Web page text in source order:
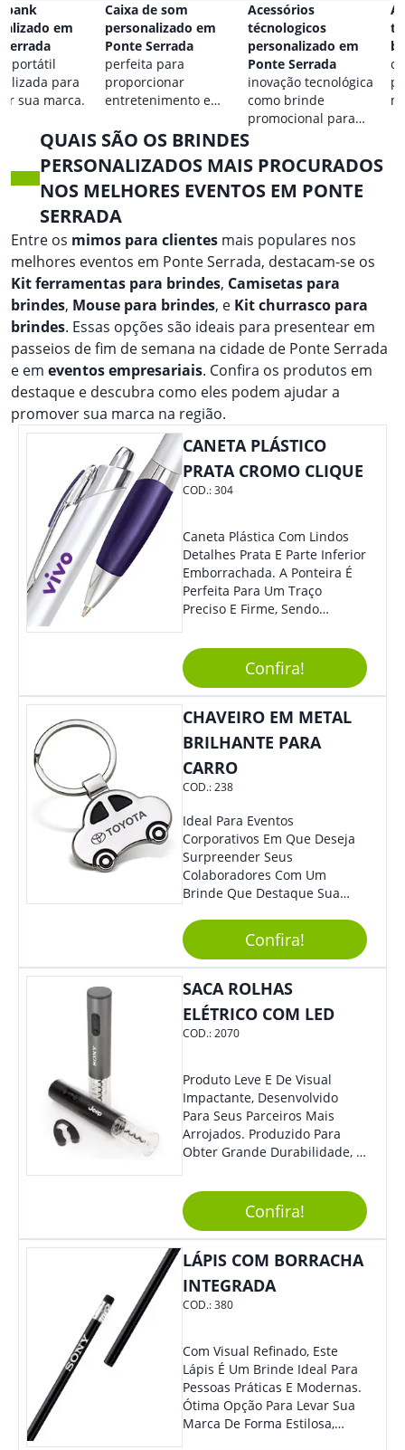
bank
em
portátil
para
sua marca.
Caixa de som
personalizado em
Ponte Serrada
perfeita para
proporcionar
entretenimento e
qualquer ocasião.
Acessórios
técnologicos
personalizado em
Ponte Serrada
inovação tecnológica
como brinde
promocional para
eventos.
QUAIS SÃO OS BRINDES
PERSONALIZADOS MAIS PROCURADOS
NOS MELHORES EVENTOS EM PONTE
SERRADA
Entre os mimos para clientes mais populares nos
melhores eventos em Ponte Serrada, destacam-se os
Kit ferramentas para brindes, Camisetas para
brindes, Mouse para brindes, e Kit churrasco para
brindes. Essas opções são ideais para presentear em
passeios de fim de semana na cidade de Ponte Serrada
e em eventos empresariais. Confira os produtos em
destaque e descubra como eles podem ajudar a
promover sua marca na região.
CANETA PLÁSTICO
PRATA CROMO CLIQUE
COD.:304
Caneta Plástica Com Lindos
Detalhes Prata E Parte Inferior
Emborrachada. A Ponteira É
Perfeita Para Um Traço
Preciso E Firme, Sendo
Tradicional Porém Com
Design Minimalista Que Faz
Toda Diferença.
Confira!
CHAVEIRO EM METAL
BRILHANTE PARA
CARRO
COD.:238
Ideal Para Eventos
Corporativos Em Que Deseja
Surpreender Seus
Colaboradores Com Um
Brinde Que Destaque Sua
Formato De Carro É Ideal!
Elaborado Com Metal,
Material Resistente E Durável,
O Item Conta Também Com
Lindo Design.
Confira!
SACA ROLHAS
ELÉTRICO COM LED
COD.:2070
Produto Leve E De Visual
Impactante, Desenvolvido
Para Seus Parceiros Mais
Arrojados. Produzido Para
Obter Grande Durabilidade, É
Sua Marca De Forma Estilosa,
Agregando Valor Para Sua
Empresa Em Eventos.
Confira!
LÁPIS COM BORRACHA
INTEGRADA
COD.:380
Com Visual Refinado, Este
Lápis É Um Brinde Ideal Para
Pessoas Práticas E Modernas.
Ótima Opção Para Levar Sua
Marca De Forma Estilosa,